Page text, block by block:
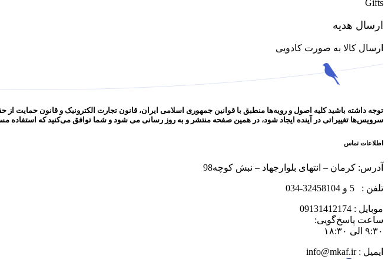
ارسال هدیه
ارسال کالا به صورت کادویی
توجه داشته باشید کلیه اصول و رویه‏‌ها منطبق با قوانین جمهوری اسلامی ایران، قانون تجارت الکترونیک و قانون حمایت
سرویس‏‌ها تغییراتی در آینده ایجاد شود، در همین صفحه منتشر و به روز رسانی می شود و شما توافق می‏‌کنید که استفاده
اطلاعات تماس
آدرس: کرمان – انتهای بلوارجهاد – نبش کوچه98
تلفن : 5 و 32458104-034
موبایل : 09131412174
ساعت پاسخ‌گویی:
۹:۳۰ الی ۱۸:۳۰
ایمیل : info@mkaf.ir